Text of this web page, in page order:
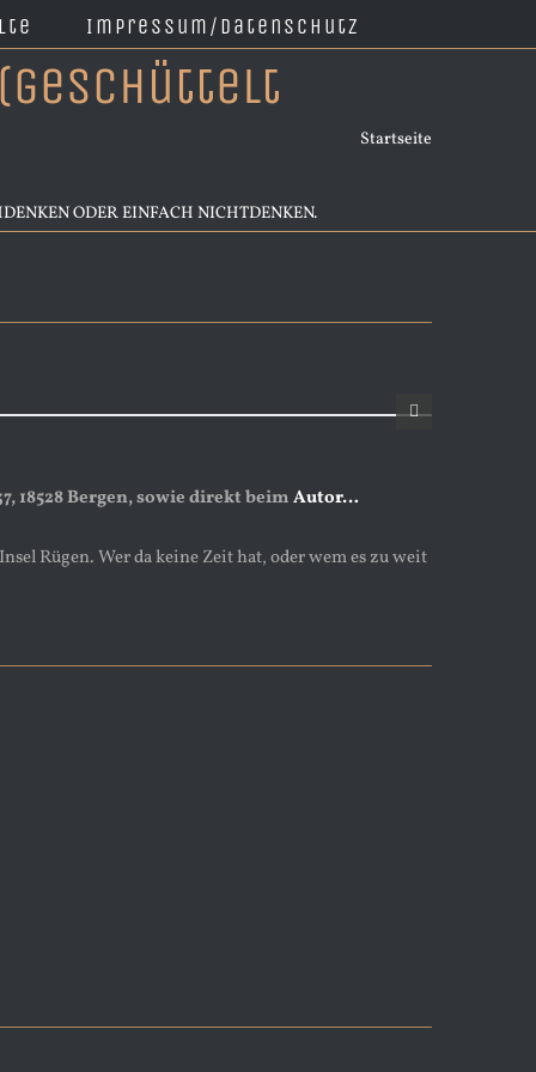
Impressum/Datenschutz
(geschüttelt
ODER EINFACH NICHTDENKEN.
Startseite
18528 Bergen, sowie direkt beimAutor…
Rügen. Wer da keine Zeit hat, oder wem es zu weit